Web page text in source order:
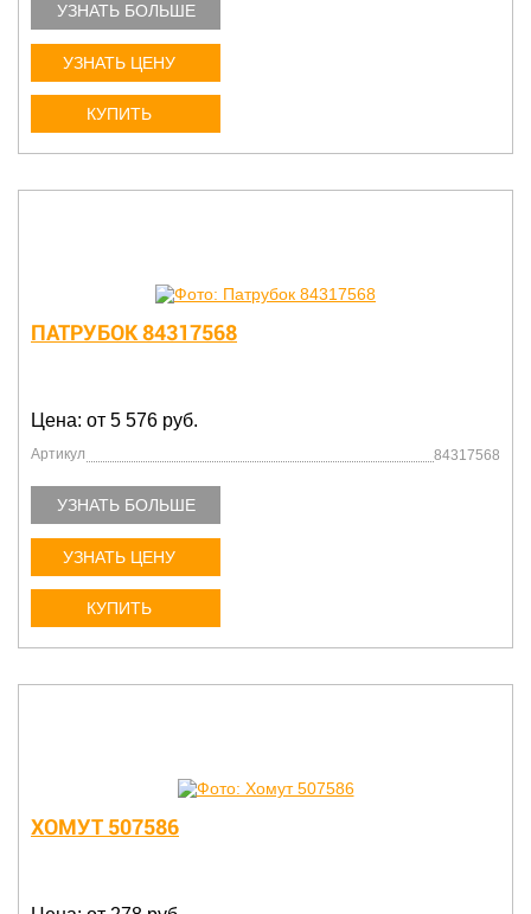
УЗНАТЬ БОЛЬШЕ
УЗНАТЬ ЦЕНУ
КУПИТЬ
ПАТРУБОК 84317568
Цена: от 5 576 руб.
Артикул 84317568
УЗНАТЬ БОЛЬШЕ
УЗНАТЬ ЦЕНУ
КУПИТЬ
ХОМУТ 507586